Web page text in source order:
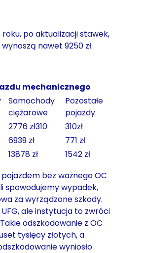
roku, po aktualizacji stawek,
nawet 9250 zł.
mechanicznego
Samochody
ciężarowe
Pozostałe
pojazdy
2776 zł310
310zł
6939 zł
771 zł
13878 zł
1542 zł
bez ważnego OC
spowodujemy wypadek,
za wyrządzone szkody.
ale instytucja to zwróci
odszkodowanie z OC
tysięcy złotych, a
wyniosło